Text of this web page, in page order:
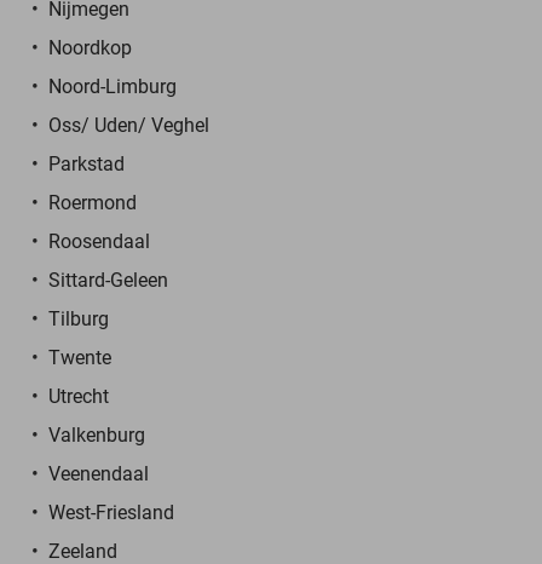
Nijmegen
Noordkop
Noord-Limburg
Oss/ Uden/ Veghel
Parkstad
Roermond
Roosendaal
Sittard-Geleen
Tilburg
Twente
Utrecht
Valkenburg
Veenendaal
West-Friesland
Zeeland